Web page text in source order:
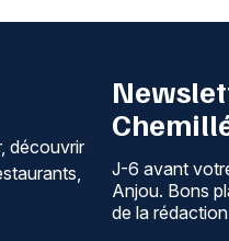
découvrir
J-6 avant
Anjou. Bons
de la